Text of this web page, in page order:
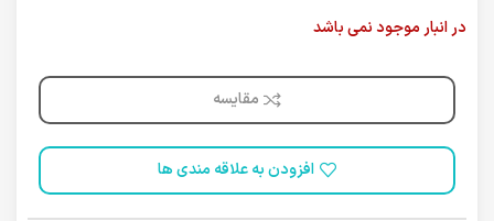
در انبار موجود نمی باشد
مقایسه
افزودن به علاقه مندی ها